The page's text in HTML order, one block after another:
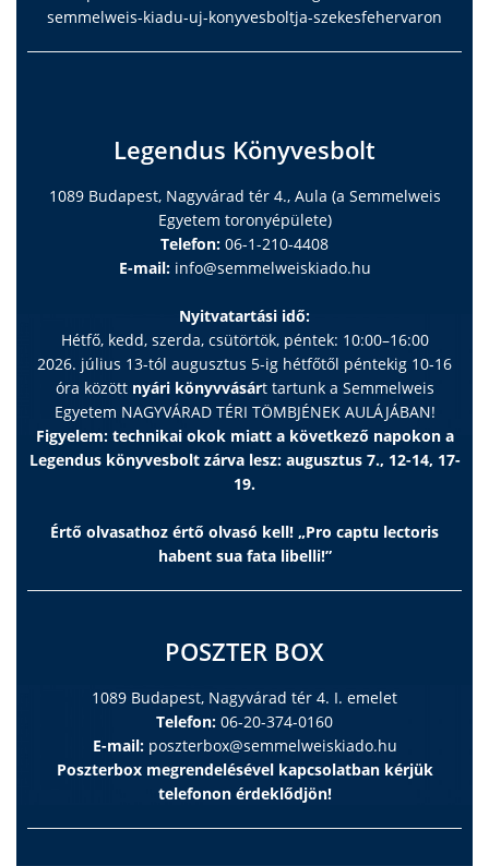
semmelweis-kiadu-uj-konyvesboltja-szekesfehervaron
Legendus Könyvesbolt
1089 Budapest, Nagyvárad tér 4., Aula (a Semmelweis
Egyetem toronyépülete)
Telefon: 06-1-210-4408
E-mail: info@semmelweiskiado.hu
Nyitvatartási idő:
Hétfő, kedd, szerda, csütörtök, péntek: 10:00–16:00
2026. július 13-tól augusztus 5-ig hétfőtől péntekig 10-16
óra között nyári könyvvásárt tartunk a Semmelweis
Egyetem NAGYVÁRAD TÉRI TÖMBJÉNEK AULÁJÁBAN!
Figyelem: technikai okok miatt a következő napokon a
Legendus könyvesbolt zárva lesz: augusztus 7., 12-14, 17-
19.
Értő olvasathoz értő olvasó kell! „Pro captu lectoris
habent sua fata libelli!”
POSZTER BOX
1089 Budapest, Nagyvárad tér 4. I. emelet
Telefon: 06-20-374-0160
E-mail: poszterbox@semmelweiskiado.hu
Poszterbox megrendelésével kapcsolatban kérjük
telefonon érdeklődjön!